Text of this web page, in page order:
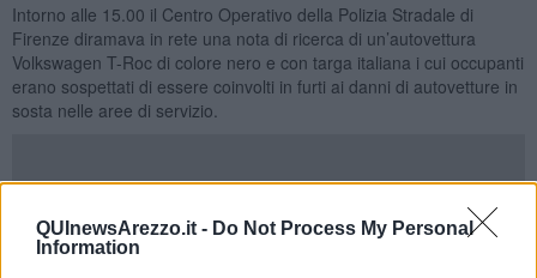
QUInewsArezzo.it - Do Not Process My Personal
Information
Intorno alle 15.00 il Centro Operativo della Polizia Stradale di
Firenze diramava in rete una nota di ricerca di un’autovettura
Volkswagen T-Roc di colore nero e con targa italiana i cui occupanti
erano sospettati di essere coinvolti in furti ai danni di autovetture in
sosta nelle aree di servizio.
Immediatamente due pattuglie della Sottosezione di Battifolle,
attuando un collaudato sistema di osservazione rivelatosi vincente